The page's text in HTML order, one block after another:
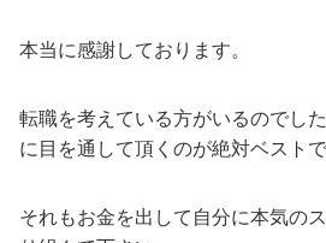
本当に感謝しております。
転職を考えている方がいるのでし
に目を通して頂くのが絶対ベストで
それもお金を出して自分に本気の